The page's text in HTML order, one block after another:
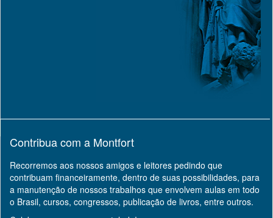
Contribua com a Montfort
Recorremos aos nossos amigos e leitores pedindo que
contribuam financeiramente, dentro de suas possibilidades, para
a manutenção de nossos trabalhos que envolvem aulas em todo
o Brasil, cursos, congressos, publicação de livros, entre outros.